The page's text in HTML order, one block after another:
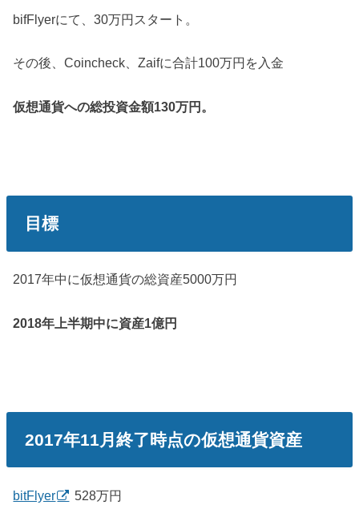
bifFlyerにて、30万円スタート。
その後、Coincheck、Zaifに合計100万円を入金
仮想通貨への総投資金額130万円。
目標
2017年中に仮想通貨の総資産5000万円
2018年上半期中に資産1億円
2017年11月終了時点の仮想通貨資産
bitFlyer 528万円